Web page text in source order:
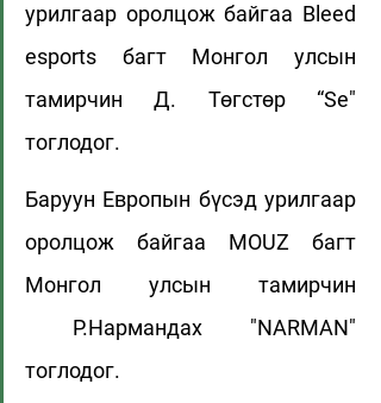
урилгаар оролцож байгаа Bleed
esports багт Монгол улсын
тамирчин Д. Төгстөр “Se"
тоглодог.
Баруун Европын бүсэд урилгаар
оролцож байгаа MOUZ багт
Монгол улсын тамирчин
Р.Нармандах "NARMAN"
тоглодог.